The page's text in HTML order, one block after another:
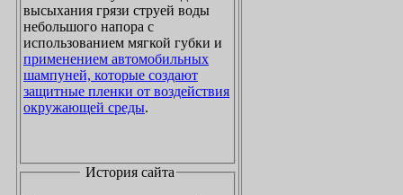
высыхания грязи струей воды
небольшого напора с
использованием мягкой губки и
применением автомобильных
шампуней, которые создают
защитные пленки от воздействия
окружающей среды.
История сайта